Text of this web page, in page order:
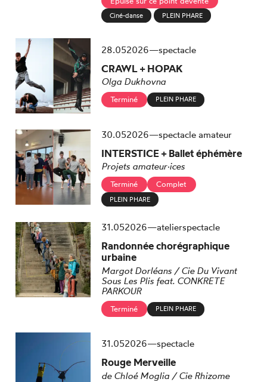
Ciné-danse PLEIN PHARE
28.mai
052026—spectacle
CRAWL + HOPAK
Olga Dukhovna
Terminé PLEIN PHARE
30.mai
052026—spectacle amateur
INTERSTICE + Ballet éphémère
Projets amateur·ices
Terminé Complet
PLEIN PHARE
31.mai
052026—atelierspectacle
Randonnée chorégraphique
urbaine
Margot Dorléans / Cie Du Vivant
Sous Les Plis feat. CONKRETE
PARKOUR
Terminé PLEIN PHARE
31.mai
052026—spectacle
Rouge Merveille
de Chloé Moglia / Cie Rhizome